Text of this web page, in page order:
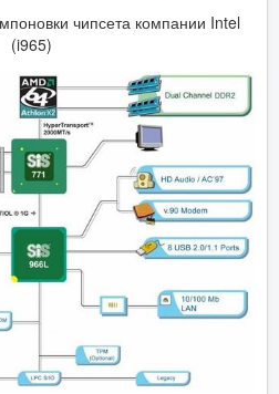
чипсета компании Intel
(i965)